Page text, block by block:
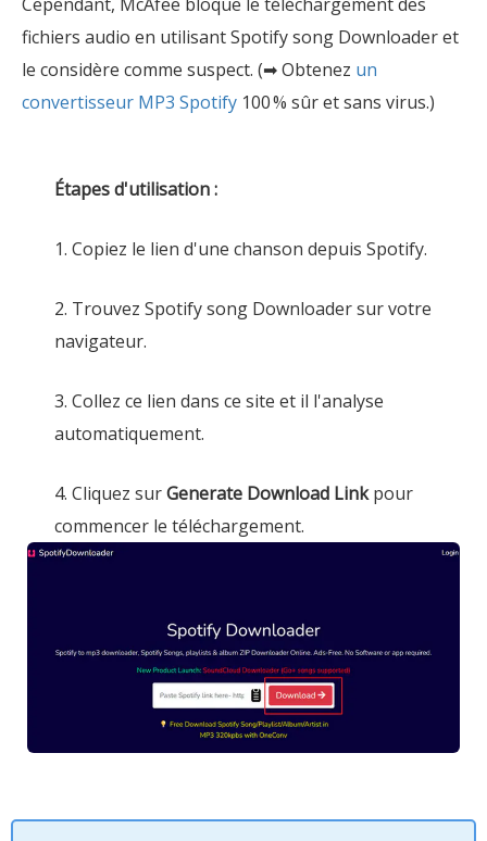
fichiers audio en utilisant Spotify song Downloader et
le considère comme suspect. (➡ Obtenez un
convertisseur MP3 Spotify 100 % sûr et sans virus.)
Étapes d'utilisation :
1. Copiez le lien d'une chanson depuis Spotify.
2. Trouvez Spotify song Downloader sur votre
navigateur.
3. Collez ce lien dans ce site et il l'analyse
automatiquement.
4. Cliquez surGenerate Download Linkpour
commencer le téléchargement.